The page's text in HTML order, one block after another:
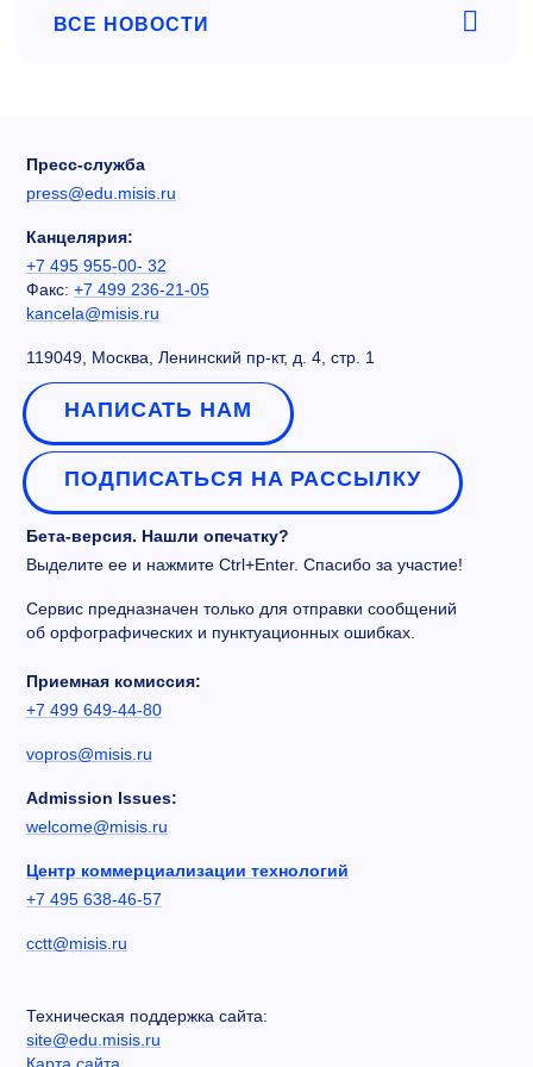
ВСЕ НОВОСТИ
Пресс-служба
press@edu.misis.ru
Канцелярия:
+7 495 955-00- 32
Факс: +7 499 236-21-05
kancela@misis.ru
119049, Москва, Ленинский пр-кт, д. 4, стр. 1
НАПИСАТЬ НАМ
ПОДПИСАТЬСЯ НА РАССЫЛКУ
Бета-версия. Нашли опечатку?
Выделите ее и нажмите Ctrl+Enter. Спасибо за участие!
Сервис предназначен только для отправки сообщений
об орфографических и пунктуационных ошибках.
Приемная комиссия:
+7 499 649-44-80
vopros@misis.ru
Admission Issues:
welcome@misis.ru
Центр коммерциализации технологий
+7 495 638-46-57
cctt@misis.ru
Техническая поддержка сайта:
site@edu.misis.ru